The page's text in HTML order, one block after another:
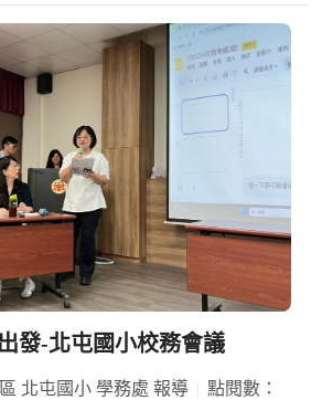
發-北屯國小校務會議
北屯國小 學務處 報導
點閱數：